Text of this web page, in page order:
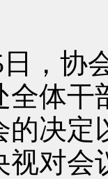
，协
全体干
的决定
视对会